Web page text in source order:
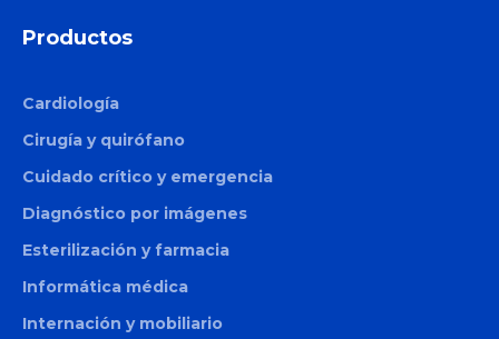
Productos
Cardiología
Cirugía y quirófano
Cuidado crítico y emergencia
Diagnóstico por imágenes
Esterilización y farmacia
Informática médica
Internación y mobiliario